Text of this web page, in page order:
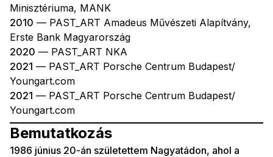
Bemutatkozás
1986 június 20-án születettem Nagyatádon, ahol a
Minisztériuma, MANK
2010 — PAST_ART Amadeus Művészeti Alapítvány,
Erste Bank Magyarország
2020 — PAST_ART NKA
2021 — PAST_ART Porsche Centrum Budapest/
Youngart.com
2021 — PAST_ART Porsche Centrum Budapest/
Youngart.com